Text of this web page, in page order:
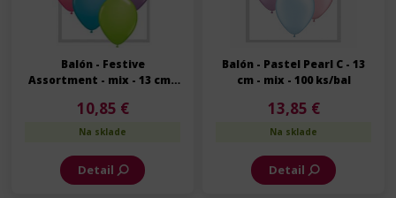
Balón - Festive
Assortment - mix - 13 cm -
10,85 €
Na sklade
Detail
Balón - Pastel Pearl C - 13
cm - mix - 100 ks/bal
13,85 €
Na sklade
Detail